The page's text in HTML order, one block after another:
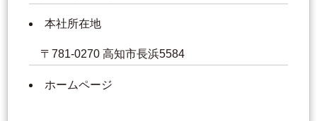
本社所在地
〒781-0270 高知市長浜5584
ホームページ